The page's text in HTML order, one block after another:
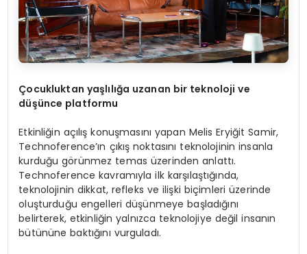
Çocukluktan yaşlılığa uzanan bir teknoloji ve
düşünce platformu
Etkinliğin açılış konuşmasını yapan Melis Eryiğit Samir,
Technoference’ın çıkış noktasını teknolojinin insanla
kurduğu görünmez temas üzerinden anlattı.
Technoference kavramıyla ilk karşılaştığında,
teknolojinin dikkat, refleks ve ilişki biçimleri üzerinde
oluşturduğu engelleri düşünmeye başladığını
belirterek, etkinliğin yalnızca teknolojiye değil insanın
bütününe baktığını vurguladı.